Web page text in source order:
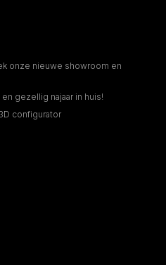
onze nieuwe showroom en
gezellig najaar in huis!
configurator